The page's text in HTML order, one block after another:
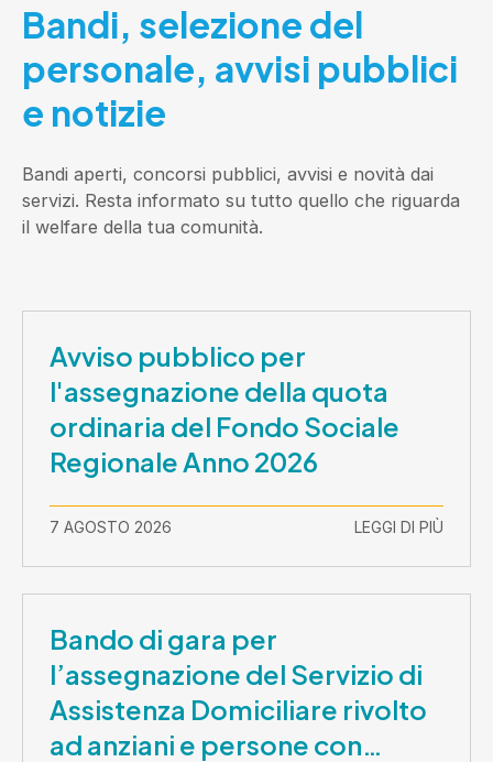
Bandi, selezione del
personale, avvisi pubblici
e notizie
Bandi aperti, concorsi pubblici, avvisi e novità dai
servizi. Resta informato su tutto quello che riguarda
il welfare della tua comunità.
Avviso pubblico per
l'assegnazione della quota
ordinaria del Fondo Sociale
Regionale Anno 2026
7 AGOSTO 2026 LEGGI DI PIÙ
Bando di gara per
l’assegnazione del Servizio di
Assistenza Domiciliare rivolto
ad anziani e persone con